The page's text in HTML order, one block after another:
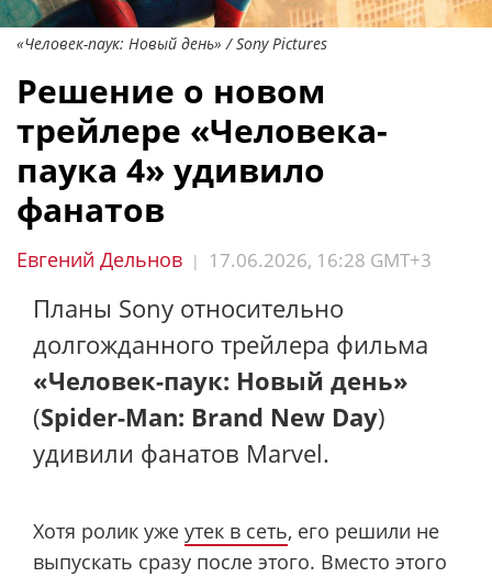
«Человек-паук: Новый день» / Sony Pictures
Решение о новом
трейлере «Человека-
паука 4» удивило
фанатов
Евгений Дельнов | 17.06.2026, 16:28 GMT+3
Планы Sony относительно
долгожданного трейлера фильма
«Человек-паук: Новый день»
(Spider-Man: Brand New Day)
удивили фанатов Marvel.
Хотя ролик уже утек в сеть, его решили не
выпускать сразу после этого. Вместо этого